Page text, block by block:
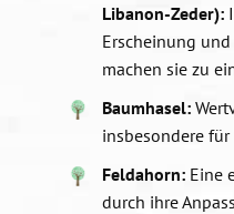
Libanon-Zeder):
Erscheinung
machen sie zu
Baumhasel:
insbesondere
Feldahorn: Eine
durch ihre